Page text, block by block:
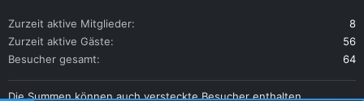
Zurzeit aktive Mitglieder
8
Zurzeit aktive Gäste
56
Besucher gesamt
64
Die Summen können auch versteckte Besucher enthalten.